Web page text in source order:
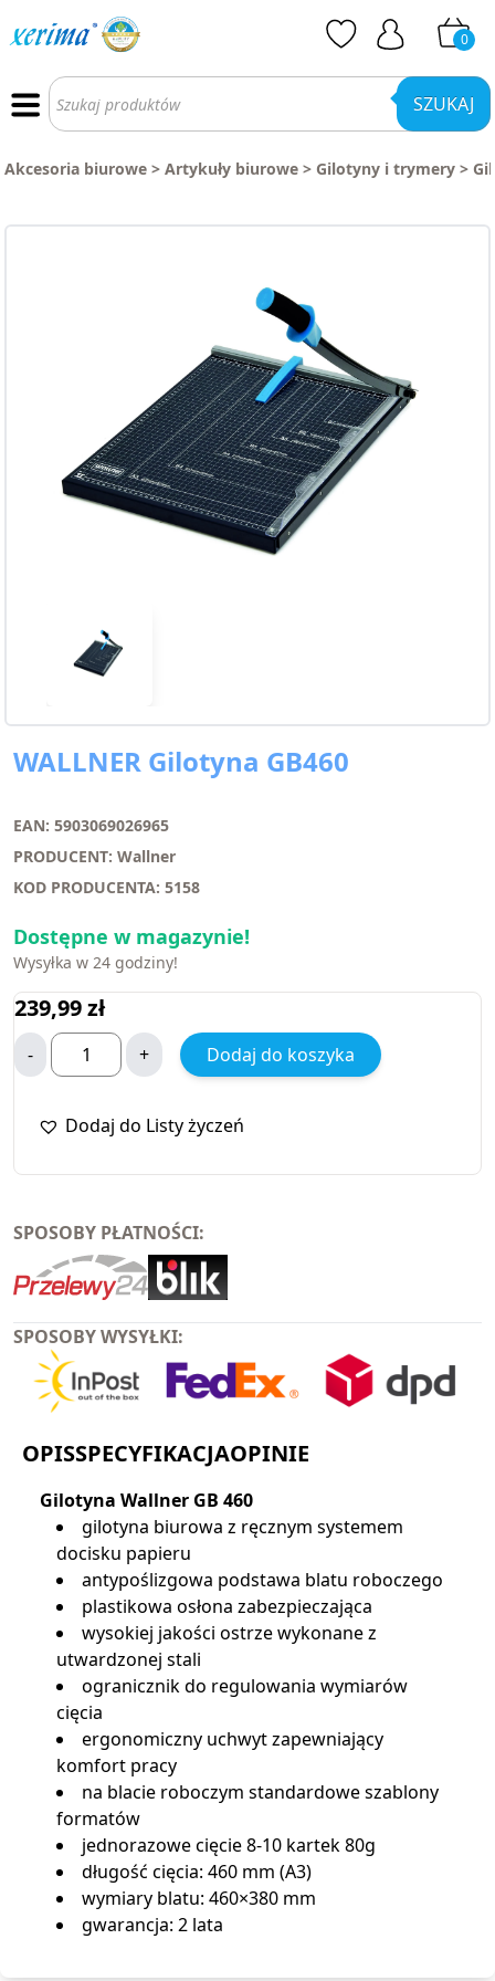
0
Wyszukiwarka
produktów SZUKAJ
Akcesoria biurowe > Artykuły biurowe > Gilotyny i trymery >
WALLNER Gilotyna GB460
EAN: 5903069026965
PRODUCENT: Wallner
KOD PRODUCENTA: 5158
Dostępne w magazynie!
Wysyłka w 24 godziny!
239,99zł
- + Dodaj do koszyka
Dodaj do Listy życzeń
SPOSOBY PŁATNOŚCI:
SPOSOBY WYSYŁKI:
OPISSPECYFIKACJAOPINIE
Gilotyna Wallner GB 460
gilotyna biurowa z ręcznym systemem
docisku papieru
antypoślizgowa podstawa blatu roboczego
plastikowa osłona zabezpieczająca
wysokiej jakości ostrze wykonane z
utwardzonej stali
ogranicznik do regulowania wymiarów
cięcia
ergonomiczny uchwyt zapewniający
komfort pracy
na blacie roboczym standardowe szablony
formatów
jednorazowe cięcie 8-10 kartek 80g
długość cięcia: 460 mm (A3)
wymiary blatu: 460×380 mm
gwarancja: 2 lata